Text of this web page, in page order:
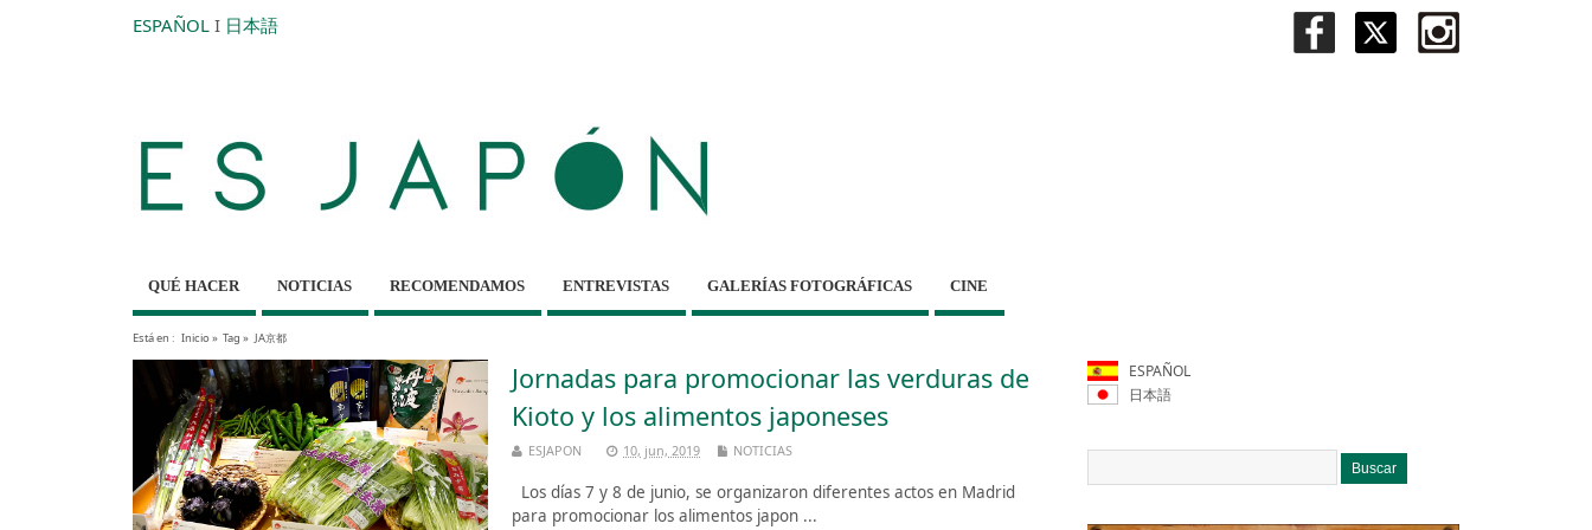
ESPAÑOL I 日本語
QUÉ HACER NOTICIAS RECOMENDAMOS ENTREVISTAS GALERÍAS FOTOGRÁFICAS CINE
Está en : Inicio» Tag » JA京都
Jornadas para promocionar las verduras de
Kioto y los alimentos japoneses
ESJAPON 10, jun, 2019 NOTICIAS
Los días 7 y 8 de junio, se organizaron diferentes actos en Madrid
para promocionar los alimentos japon ...
ESPAÑOL
日本語